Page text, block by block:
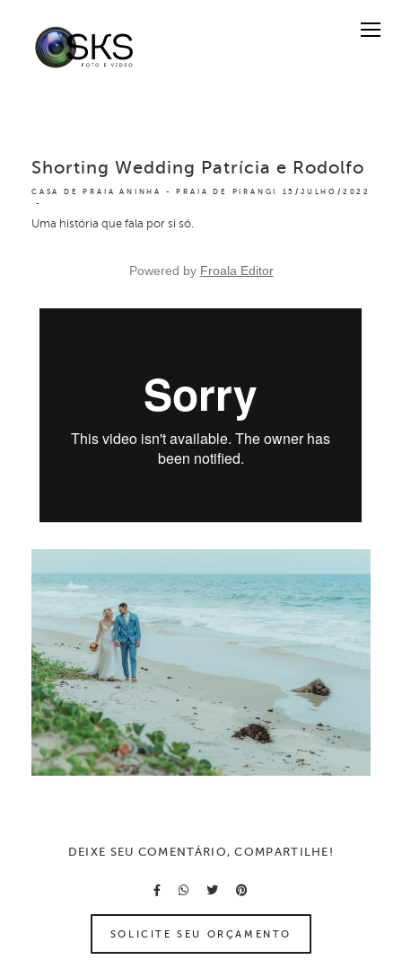
CASA DE PRAIA ANINHA - PRAIA DE PIRANGI 15/JULHO/2022
Shorting Wedding Patrícia e Rodolfo
Uma história que fala por si só.
Powered by Froala Editor
DEIXE SEU COMENTÁRIO, COMPARTILHE!
SOLICITE SEU ORÇAMENTO